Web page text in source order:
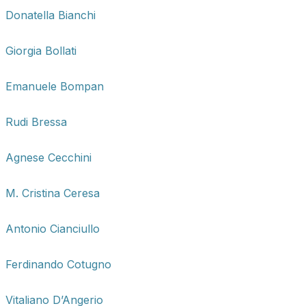
Donatella Bianchi
Giorgia Bollati
Emanuele Bompan
Rudi Bressa
Agnese Cecchini
M. Cristina Ceresa
Antonio Cianciullo
Ferdinando Cotugno
Vitaliano D’Angerio